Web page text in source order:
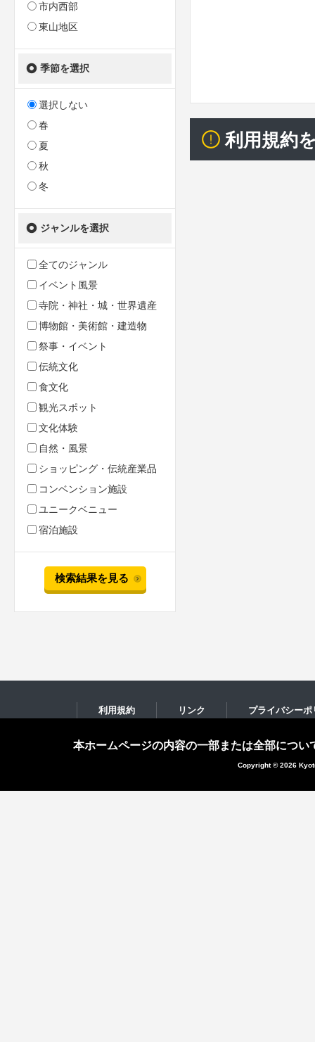
市内西部
東山地区
季節を選択
選択しない
春
夏
秋
冬
ジャンルを選択
全てのジャンル
イベント風景
寺院・神社・城・世界遺産
博物館・美術館・建造物
祭事・イベント
伝統文化
食文化
観光スポット
文化体験
自然・風景
ショッピング・伝統産業品
コンベンション施設
ユニークベニュー
宿泊施設
検索結果を見る
利用規約
利用規約 リンク プライバシーポ
本ホームページの内容の一部または全部につ
Copyright © 2026